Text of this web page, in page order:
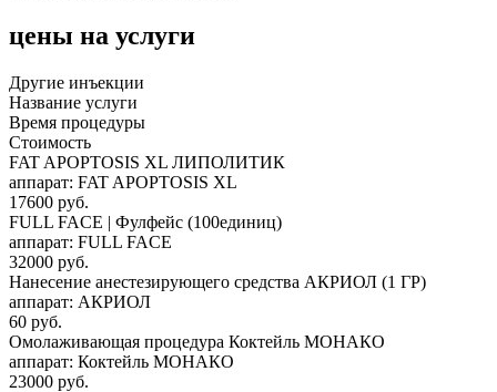
цены на услуги
Другие инъекции
Название услуги
Время процедуры
Стоимость
FAT APOPTOSIS XL ЛИПОЛИТИК
аппарат: FAT APOPTOSIS XL
17600 руб.
FULL FACE | Фулфейс (100единиц)
аппарат: FULL FACE
32000 руб.
Нанесение анестезирующего средства АКРИОЛ (1 ГР)
аппарат: АКРИОЛ
60 руб.
Омолаживающая процедура Коктейль МОНАКО
аппарат: Коктейль МОНАКО
23000 руб.